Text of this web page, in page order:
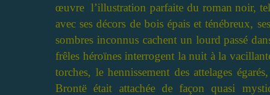
œuvre l’illustration parfaite du roman noir,
avec ses décors de bois épais et ténébreux,
sombres inconnus cachent un lourd passé
frêles héroïnes interrogent la nuit à la
torches, le hennissement des attelages
Brontë était attachée de façon quasi